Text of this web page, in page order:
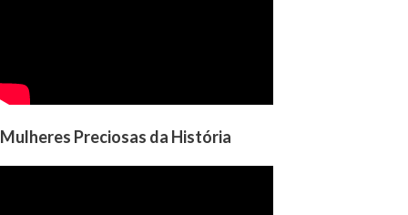
Mulheres Preciosas da História